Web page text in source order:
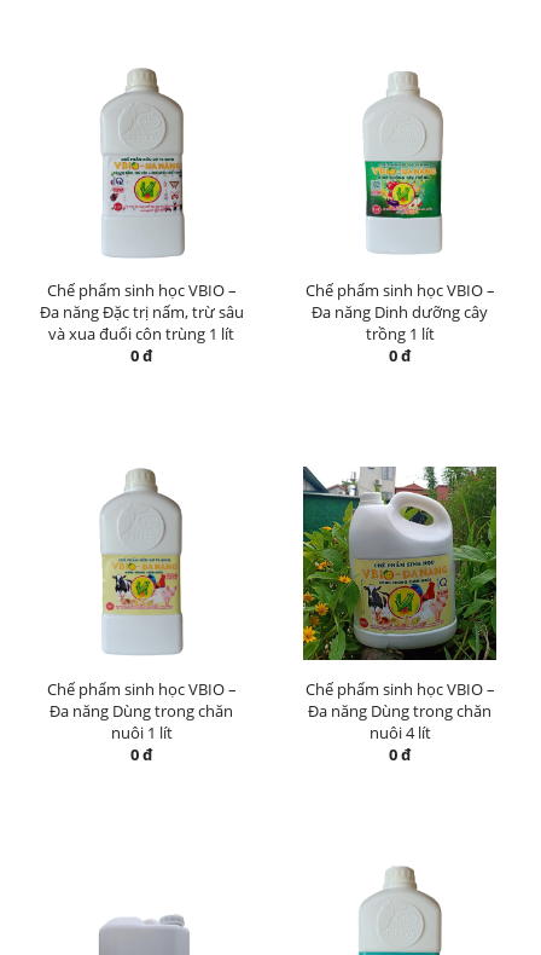
Chế phẩm sinh học VBIO –
Đa năng Đặc trị nấm, trừ sâu
và xua đuổi côn trùng 1 lít
0 đ
Chế phẩm sinh học VBIO –
Đa năng Dinh dưỡng cây
trồng 1 lít
0 đ
Chế phẩm sinh học VBIO –
Đa năng Dùng trong chăn
nuôi 1 lít
0 đ
Chế phẩm sinh học VBIO –
Đa năng Dùng trong chăn
nuôi 4 lít
0 đ